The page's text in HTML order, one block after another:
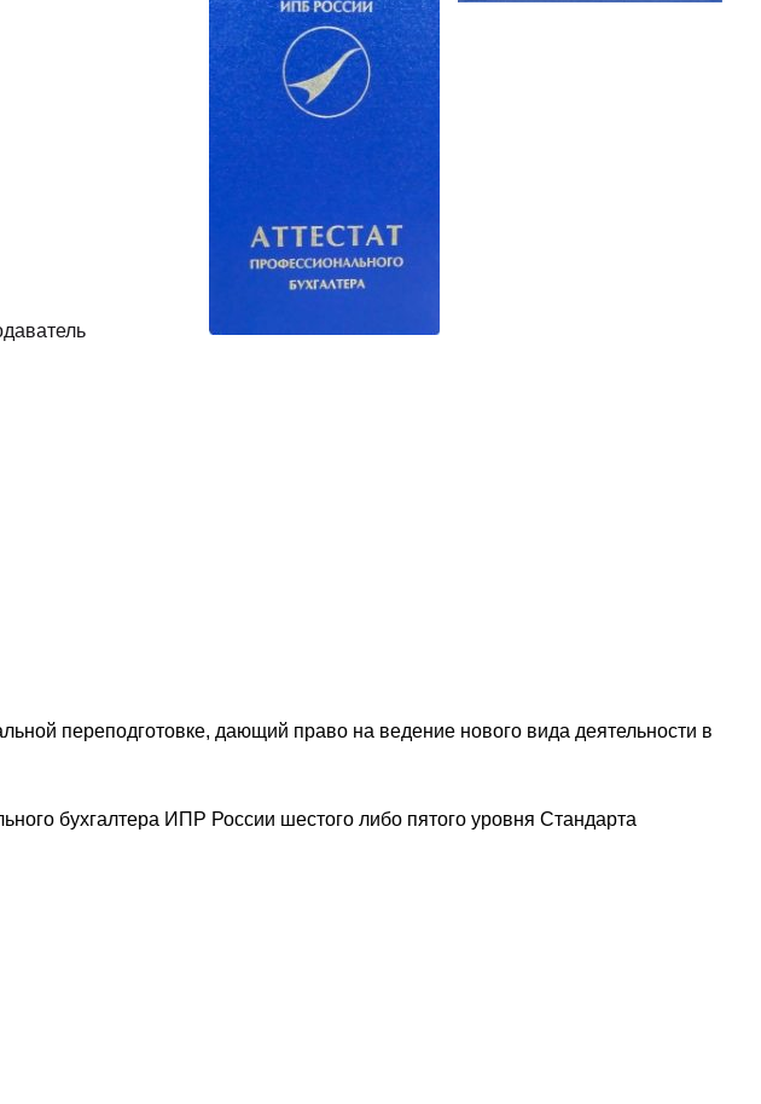
переподготовке, дающий право на ведение нового вида деятельности в
бухгалтера ИПР России шестого либо пятого уровня Стандарта